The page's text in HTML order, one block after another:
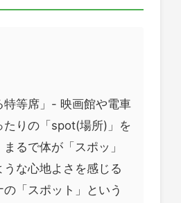
特等席」- 映画館や電車
たりの「spot(場所)」を
るで体が「スポッ」
うな心地よさを感じる
「スポット」という